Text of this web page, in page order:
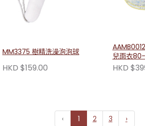
MM3375 樹精洗澡泡泡球
HKD $159.00
兒雨衣
HKD
‹ 1 2 3 ›